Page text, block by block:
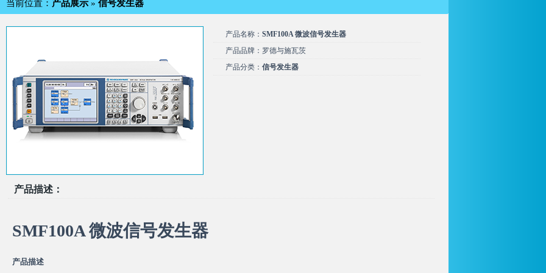
当前位置： 产品展示 » 信号发生器
产品名称： SMF100A 微波信号发生器
产品品牌：罗德与施瓦茨
产品分类： 信号发生器
产品描述：
SMF100A 微波信号发生器
产品描述